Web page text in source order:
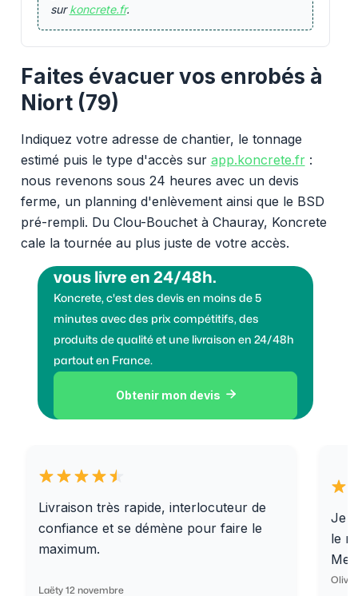
surkoncrete.fr.
Faites évacuer vos enrobés à
Niort (79)
Indiquez votre adresse de chantier, le tonnage
estimé puis le type d'accès sur app.koncrete.fr:
nous revenons sous 24 heures avec un devis
ferme, un planning d'enlèvement ainsi que le BSD
pré-rempli. Du Clou-Bouchet à Chauray, Koncrete
cale la tournée au plus juste de votre accès.
vous livre en 24/48h.
Koncrete, c'est des devis en moins de 5
minutes avec des prix compétitifs, des
produits de qualité et une livraison en 24/48h
partout en France.
Obtenir mon devis 
Livraison très rapide, interlocuteur de
confiance et se démène pour faire le
maximum.
Laëty 12 novembre
Je
le